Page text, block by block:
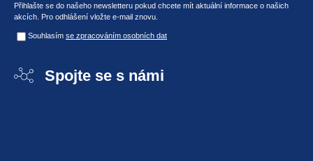
Přihlašte se do našeho newsletteru pokud chcete mít aktuální informace o našich
akcích. Pro odhlášení vložte e-mail znovu.
Souhlasím se zpracováním osobních dat
Spojte se s námi